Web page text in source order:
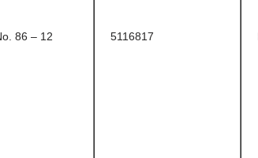
86 – 12 5116817